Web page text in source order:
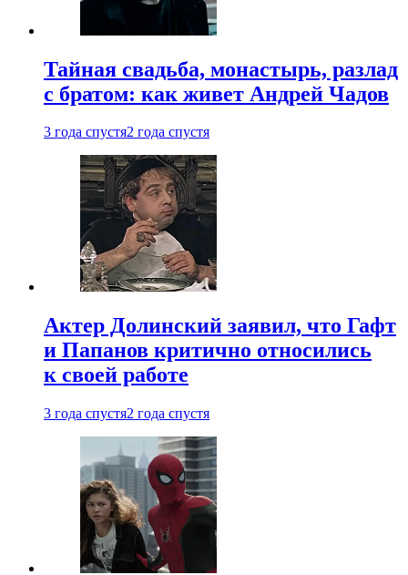
Тайная свадьба, монастырь, разлад
с братом: как живет Андрей Чадов
3 года спустя2 года спустя
Актер Долинский заявил, что Гафт
и Папанов критично относились
к своей работе
3 года спустя2 года спустя